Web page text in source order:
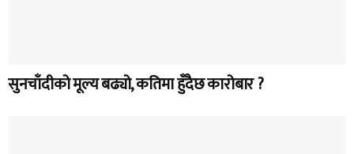
सुनचाँदीको मूल्य बढ्यो, कतिमा हुँदैछ कारोबार ?